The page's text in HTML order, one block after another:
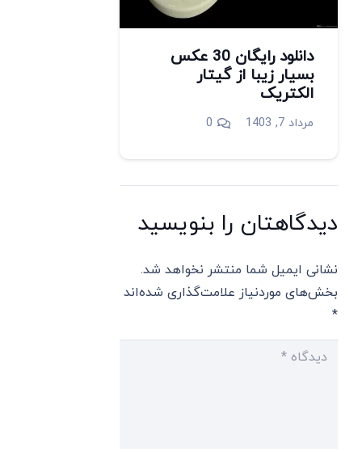
دانلود رایگان 30 عکس
بسیار زیبا از گیتار
الکتریک
مرداد 7, 1403 0
دیدگاهتان را بنویسید
نشانی ایمیل شما منتشر نخواهد شد.
بخش‌های موردنیاز علامت‌گذاری شده‌اند
*